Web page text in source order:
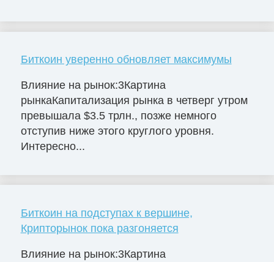
Биткоин уверенно обновляет максимумы
Влияние на рынок:3Картина
рынкаКапитализация рынка в четверг утром
превышала $3.5 трлн., позже немного
отступив ниже этого круглого уровня.
Интересно...
Биткоин на подступах к вершине,
Крипторынок пока разгоняется
Влияние на рынок:3Картина